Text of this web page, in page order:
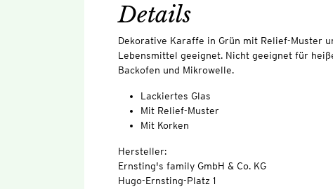
Details
Dekorative Karaffe in Grün mit Relief-Muster
Lebensmittel geeignet. Nicht geeignet für
Backofen und Mikrowelle.
Lackiertes Glas
Mit Relief-Muster
Mit Korken
Hersteller:
Ernsting's family GmbH & Co. KG
Hugo-Ernsting-Platz 1